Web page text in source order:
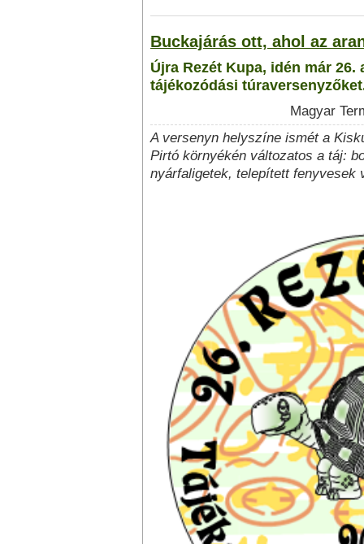
Buckajárás ott, ahol az
Újra Rezét Kupa, idén már
tájékozódási
Magyar
A versenyn helyszíne ismét a
Pirtó környékén változatos a táj:
nyárfaligetek, telepített fenyvesek